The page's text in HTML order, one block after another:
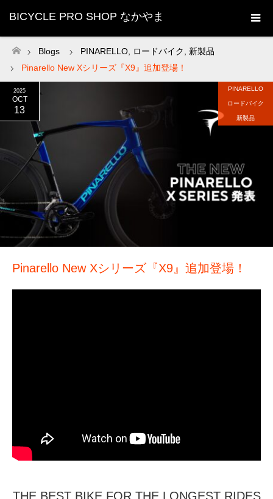
BICYCLE PRO SHOP なかやま
ホーム
Blogs PINARELLO ロードバイク
新製品
Pinarello New Xシリーズ『X9』追加登場！
2025
OCT
13
PINARELLO
ロードバイク
新製品
Pinarello New Xシリーズ『X9』追加登場！
THE BEST BIKE FOR THE LONGEST RIDES